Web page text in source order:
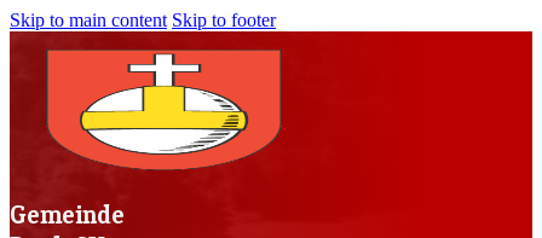
Skip to main content Skip to footer
Gemeinde